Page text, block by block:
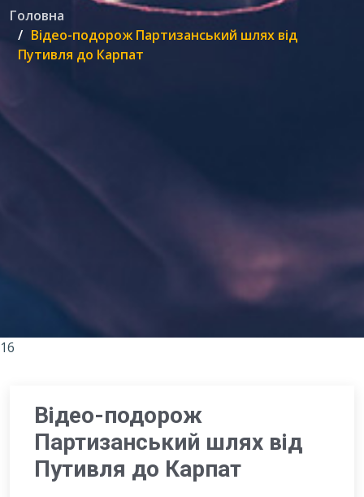
Головна
Відео-подорож Партизанський шлях від
Путивля до Карпат
16
Відео-подорож
Партизанський шлях від
Путивля до Карпат